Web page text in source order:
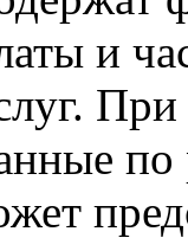
и
по